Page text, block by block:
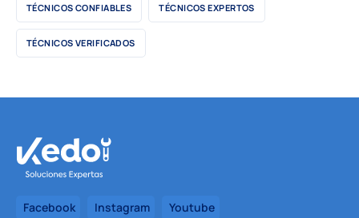
TÉCNICOS CONFIABLES TÉCNICOS EXPERTOS
TÉCNICOS VERIFICADOS
Facebook Instagram Youtube